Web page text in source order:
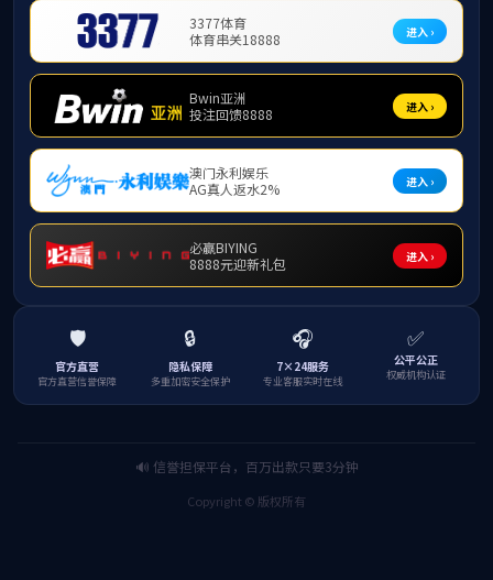
应用数学系
公共数学部
国际数学中心
荣休教师